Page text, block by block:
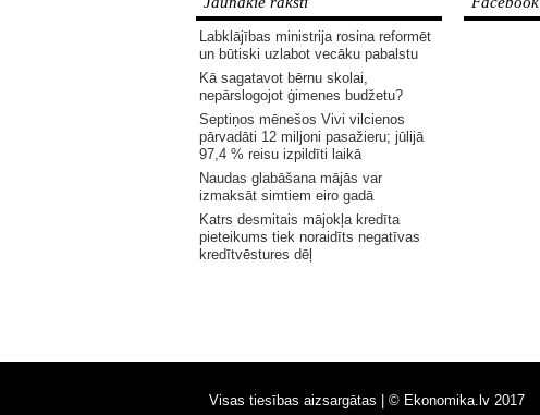
Labklājības ministrija rosina reformēt
un būtiski uzlabot vecāku pabalstu
Kā sagatavot bērnu skolai,
nepārslogojot ģimenes budžetu?
Septiņos mēnešos Vivi vilcienos
pārvadāti 12 miljoni pasažieru; jūlijā
97,4 % reisu izpildīti laikā
Naudas glabāšana mājās var
izmaksāt simtiem eiro gadā
Katrs desmitais mājokļa kredīta
pieteikums tiek noraidīts negatīvas
kredītvēstures dēļ
Visas tiesības aizsargātas | © Ekonomika.lv 2017